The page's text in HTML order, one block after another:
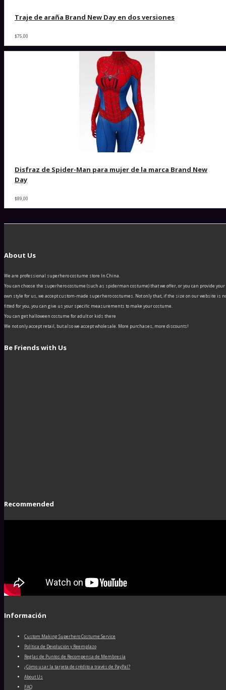
Traje de araña Brand New Day en dos versiones
$75,00
Disfraz de Spider-Man para mujer de la marca Brand New
Day
$89,00
About Us
We are professional superhero costume store In China.
You can choose the superhero costume (such as spiderman costume) that we offer, or you can provide your
own style for us, we accept custom-made superhero costumes. Not only that, if the size on our website is
fitted for you, you can give us your specific measurements to make your costume.
You can get halloween costume for adult or kids there
We not only accept retail, but also we accept wholesale. More purchases, more discounts!
Be Friends with Us
Recommended
Información
Custom Making Superhero Costume Service
Política de Devolución y Reemplazo
Reglas de Puntos de Recompensa de Membresía
¿Cómo usar la tarjeta de crédito a través de PayPal?
About Us
FAQ